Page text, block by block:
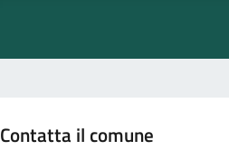
Contatta il comune